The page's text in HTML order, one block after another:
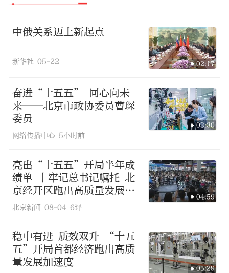
中俄关系迈上新起点
新华社 05-22 02:17
奋进“十五五” 同心向未
来——北京市政协委员曹琛
委员
网络传播中心 5小时前
03:30
亮出“十五五”开局半年成
绩单 丨牢记总书记嘱托 北
京经开区跑出高质量发展加
速度
北京新闻 08-04 6评
04:59
稳中有进 质效双升 “十五
五”开局首都经济跑出高质
量发展加速度
05:29